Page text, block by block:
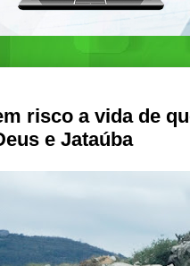
risco a vida de
e Jataúba